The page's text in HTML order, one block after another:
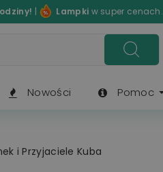
| Lampki w super cenach.
Nowości Pomoc
i Przyjaciele Kuba